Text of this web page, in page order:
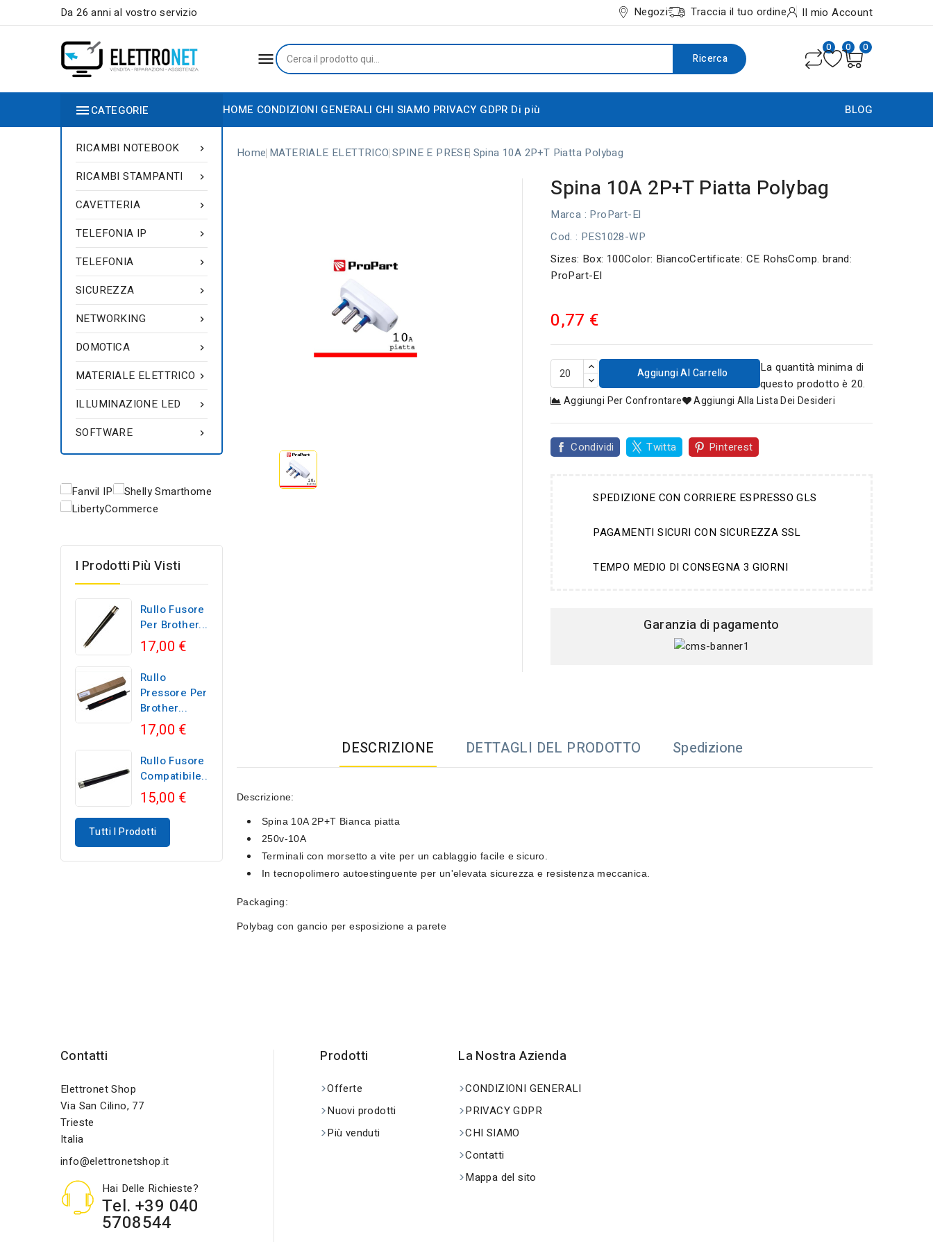
Da 26 anni al vostro servizio Negozi Traccia il tuo ordine Il mio Account
 Ricerca
0 0 0
HOME CONDIZIONI GENERALI CHI SIAMO PRIVACY GDPR Di più BLOG
CATEGORIE

RICAMBI NOTEBOOK

RICAMBI STAMPANTI

CAVETTERIA

TELEFONIA IP

TELEFONIA

SICUREZZA

NETWORKING

DOMOTICA

MATERIALE ELETTRICO

ILLUMINAZIONE LED

SOFTWARE
I Prodotti Più Visti
Rullo Fusore
Per Brother...
17,00 €
Rullo
Pressore Per
Brother...
17,00 €
Rullo Fusore
Compatibile...
15,00 €
Tutti I Prodotti
Home MATERIALE ELETTRICO SPINE E PRESE Spina 10A 2P+T Piatta Polybag
Spina 10A 2P+T Piatta Polybag
Marca : ProPart-El
Cod. : PES1028-WP
Sizes: Box: 100Color: BiancoCertificate: CE RohsComp. brand:
ProPart-El
0,77 €
Aggiungi Al Carrello
La quantità minima di
questo prodotto è 20.
Aggiungi Per Confrontare Aggiungi Alla Lista Dei Desideri
Condividi Twitta Pinterest
SPEDIZIONE CON CORRIERE ESPRESSO GLS
PAGAMENTI SICURI CON SICUREZZA SSL
TEMPO MEDIO DI CONSEGNA 3 GIORNI
Garanzia di pagamento
DESCRIZIONE DETTAGLI DEL PRODOTTO Spedizione
Descrizione:
Spina 10A 2P+T Bianca​ piatta
250v-10A
Terminali con morsetto a vite per un cablaggio facile e sicuro.
In tecnopolimero autoestinguente per un'elevata sicurezza e resistenza meccanica.
Packaging:
Polybag con gancio per esposizione a parete
Contatti
Elettronet Shop
Via San Cilino, 77
Trieste
Italia
info@elettronetshop.it
Hai Delle Richieste?
Tel. +39 040
5708544
Prodotti
Offerte
Nuovi prodotti
Più venduti
La Nostra Azienda
CONDIZIONI GENERALI
PRIVACY GDPR
CHI SIAMO
Contatti
Mappa del sito